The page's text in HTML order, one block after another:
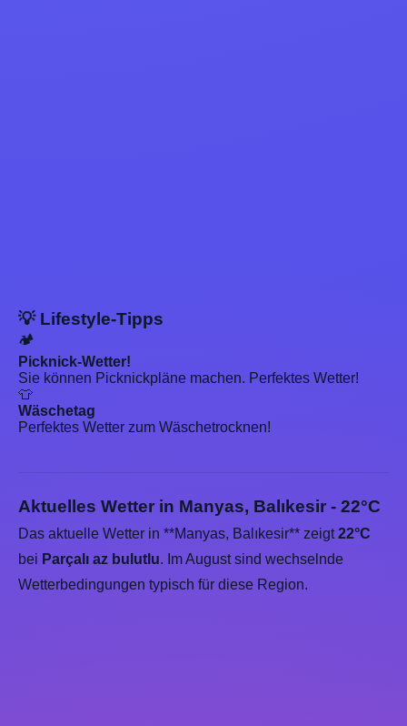
💡 Lifestyle-Tipps
🏕️
Picknick-Wetter!
Sie können Picknickpläne machen. Perfektes Wetter!
👕
Wäschetag
Perfektes Wetter zum Wäschetrocknen!
Aktuelles Wetter in Manyas, Balıkesir - 22°C
Das aktuelle Wetter in **Manyas, Balıkesir** zeigt22°C
bei Parçalı az bulutlu. Im August sind wechselnde
Wetterbedingungen typisch für diese Region.